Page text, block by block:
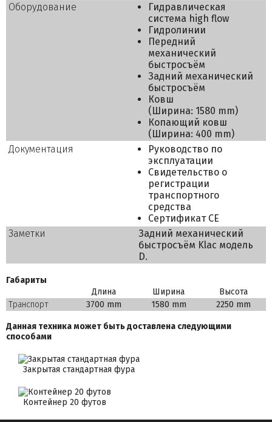
Оборудование
Гидравлическая
система high flow
Гидролинии
Передний
механический
быстросъём
Задний механический
быстросъём
Ковш
(Ширина: 1580 mm)
Копающий ковш
(Ширина: 400 mm)
Документация
Руководство по
эксплуатации
Свидетельство о
регистрации
транспортного
средства
Сертификат СЕ
Заметки
Задний механический
быстросъём Klac модель
D.
Габариты
Длина
Ширина
Высота
Транспорт
3700 mm 1580 mm 2250 mm
Данная техника может быть доставлена следующими
способами
Закрытая стандартная фура
Контейнер 20 футов